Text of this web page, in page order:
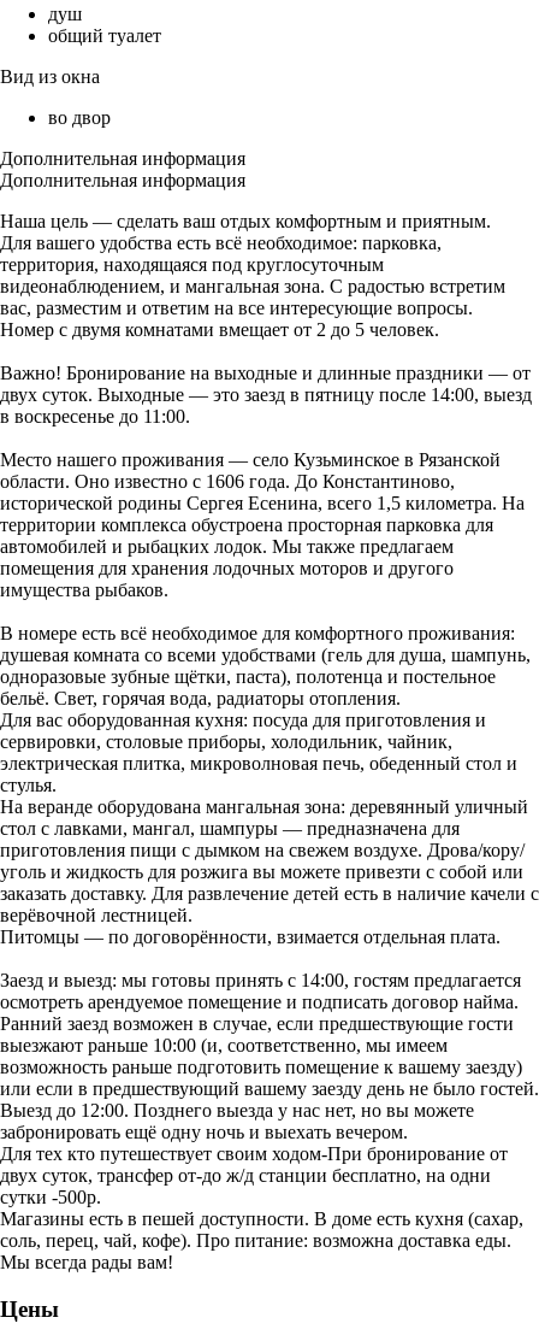
душ
общий туалет
Вид из окна
во двор
Дополнительная информация
Дополнительная информация
Наша цель — сделать ваш отдых комфортным и приятным.
Для вашего удобства есть всё необходимое: парковка,
территория, находящаяся под круглосуточным
видеонаблюдением, и мангальная зона. С радостью встретим
вас, разместим и ответим на все интересующие вопросы.
Номер с двумя комнатами вмещает от 2 до 5 человек.
Важно! Бронирование на выходные и длинные праздники — от
двух суток. Выходные — это заезд в пятницу после 14:00, выезд
в воскресенье до 11:00.
Место нашего проживания — село Кузьминское в Рязанской
области. Оно известно с 1606 года. До Константиново,
исторической родины Сергея Есенина, всего 1,5 километра. На
территории комплекса обустроена просторная парковка для
автомобилей и рыбацких лодок. Мы также предлагаем
помещения для хранения лодочных моторов и другого
имущества рыбаков.
В номере есть всё необходимое для комфортного проживания:
душевая комната со всеми удобствами (гель для душа, шампунь,
одноразовые зубные щётки, паста), полотенца и постельное
бельё. Свет, горячая вода, радиаторы отопления.
Для вас оборудованная кухня: посуда для приготовления и
сервировки, столовые приборы, холодильник, чайник,
электрическая плитка, микроволновая печь, обеденный стол и
стулья.
На веранде оборудована мангальная зона: деревянный уличный
стол с лавками, мангал, шампуры — предназначена для
приготовления пищи с дымком на свежем воздухе. Дрова/кору/
уголь и жидкость для розжига вы можете привезти с собой или
заказать доставку. Для развлечение детей есть в наличие качели с
верёвочной лестницей.
Питомцы — по договорённости, взимается отдельная плата.
Заезд и выезд: мы готовы принять с 14:00, гостям предлагается
осмотреть арендуемое помещение и подписать договор найма.
Ранний заезд возможен в случае, если предшествующие гости
выезжают раньше 10:00 (и, соответственно, мы имеем
возможность раньше подготовить помещение к вашему заезду)
или если в предшествующий вашему заезду день не было гостей.
Выезд до 12:00. Позднего выезда у нас нет, но вы можете
забронировать ещё одну ночь и выехать вечером.
Для тех кто путешествует своим ходом-При бронирование от
двух суток, трансфер от-до ж/д станции бесплатно, на одни
сутки -500р.
Магазины есть в пешей доступности. В доме есть кухня (сахар,
соль, перец, чай, кофе). Про питание: возможна доставка еды.
Мы всегда рады вам!
Цены